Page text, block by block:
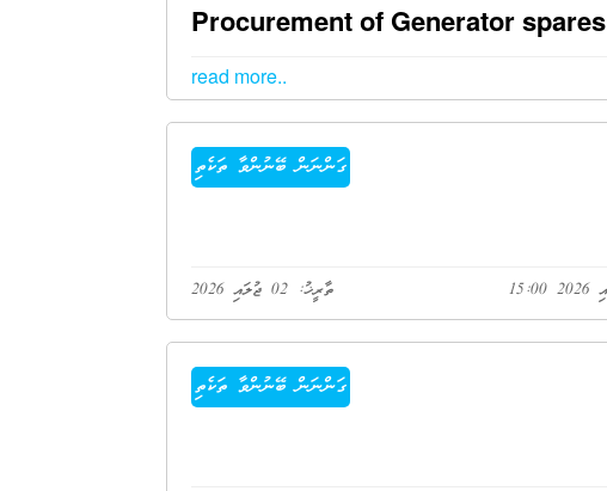
Procurement of Generator spares
read more..
ގަންނަން ބޭނުންވާ ތަކެތި
ތާރީޚު: 02 ޖުލައި 2026
ގަންނަން ބޭނުންވާ ތަކެތި